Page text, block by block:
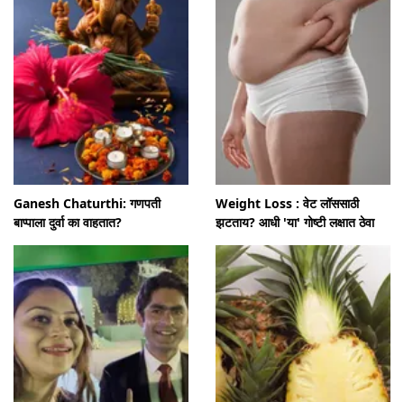
Ganesh Chaturthi: गणपती
बाप्पाला दुर्वा का वाहतात?
Weight Loss : वेट लॉससाठी
झटताय? आधी 'या' गोष्टी लक्षात ठेवा